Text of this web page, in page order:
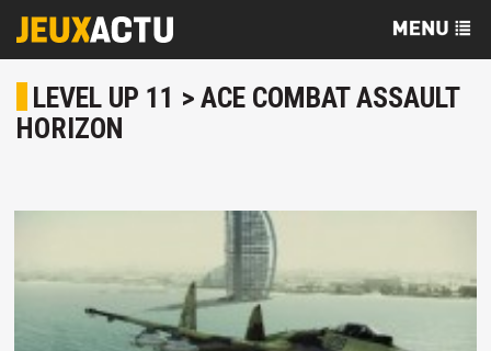
LEVEL UP 11 > ACE COMBAT ASSAULT
HORIZON